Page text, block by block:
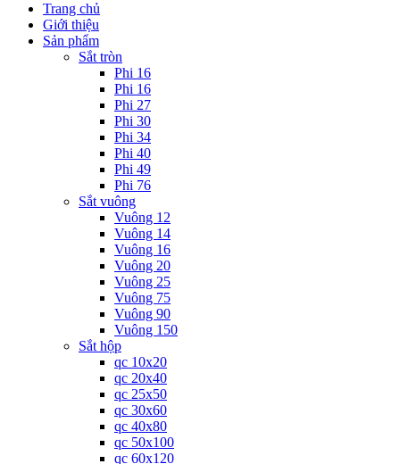
Trang chủ
Giới thiệu
Sản phẩm
Sắt tròn
Phi 16
Phi 16
Phi 27
Phi 30
Phi 34
Phi 40
Phi 49
Phi 76
Sắt vuông
Vuông 12
Vuông 14
Vuông 16
Vuông 20
Vuông 25
Vuông 75
Vuông 90
Vuông 150
Sắt hộp
qc 10x20
qc 20x40
qc 25x50
qc 30x60
qc 40x80
qc 50x100
qc 60x120